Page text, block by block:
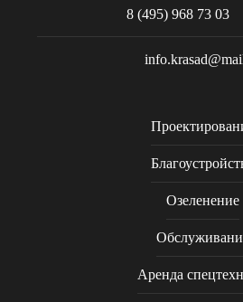
8 (495) 968 73 03
Озеленение
Аренда